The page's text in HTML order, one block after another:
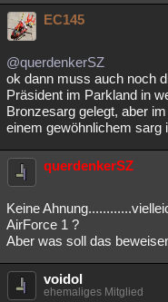
EC145
@querdenkerSZ
ok dann muss auch noch
Präsident im Parkland in
Bronzesarg gelegt, aber
einem gewöhnlichem sarg
querdenkerSZ
Keine
AirForce 1 ?
Aber was soll das
voidol
ehemaliges Mitglied